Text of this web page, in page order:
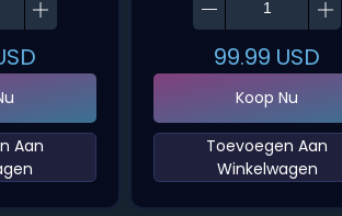
Aan
99.99 USD
Koop Nu
‌Toevoegen Aan
Winkelwagen‌